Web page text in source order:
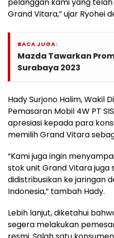
Grand Vitara,” ujar Ryohei
BACA JUGA:
Mazda Tawarkan
Surabaya 2023
Hady Surjono Halim, Wakil
Pemasaran Mobil 4W PT
apresiasi kepada para
memilih Grand Vitara
“Kami juga ingin
stok unit Grand Vitara juga
didistribusikan ke jaringan
Indonesia,” tambah Hady.
Lebih lanjut, diketahui
segera melakukan